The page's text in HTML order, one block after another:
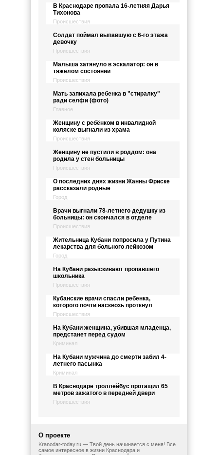
В Краснодаре пропала 16-летняя Дарья
Тихонова
Происшествия
Солдат поймал выпавшую с 6-го этажа
девочку
Происшествия
Малыша затянуло в эскалатор: он в
тяжелом состоянии
Происшествия
Мать запихала ребенка в "стиралку"
ради селфи (фото)
Главное
Женщину с ребёнком в инвалидной
коляске выгнали из храма
Происшествия
Женщину не пустили в роддом: она
родила у стен больницы
Происшествия
О последних днях жизни Жанны Фриске
рассказали родные
Город
Врачи выгнали 78-летнего дедушку из
больницы: он скончался в отделе
Происшествия
Жительница Кубани попросила у Путина
лекарства для больного лейкозом
Город
На Кубани разыскивают пропавшего
школьника
Происшествия
Кубанские врачи спасли ребенка,
которого почти насквозь проткнул
Происшествия
На Кубани женщина, убившая младенца,
предстанет перед судом
Криминал
На Кубани мужчина до смерти забил 4-
летнего пасынка
Криминал
В Краснодаре троллейбус протащил 65
метров зажатого в передней двери
Происшествия
О проекте
Kranodar-today.ru — Твой день начинается с меня! Все
самое интересное в жизни Краснодара и